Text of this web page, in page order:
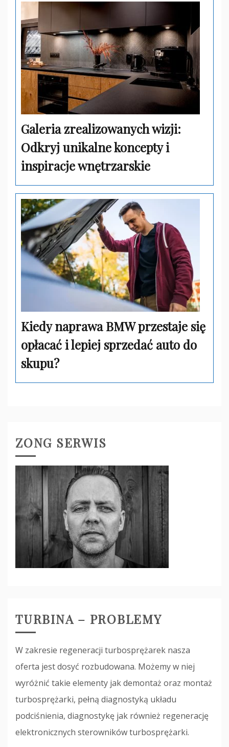
Galeria zrealizowanych wizji:
Odkryj unikalne koncepty i
inspiracje wnętrzarskie
Kiedy naprawa BMW przestaje się
opłacać i lepiej sprzedać auto do
skupu?
ZONG SERWIS
TURBINA – PROBLEMY
W zakresie regeneracji turbosprężarek nasza
oferta jest dosyć rozbudowana. Możemy w niej
wyróżnić takie elementy jak demontaż oraz montaż
turbosprężarki, pełną diagnostyką układu
podciśnienia, diagnostykę jak również regenerację
elektronicznych sterowników turbosprężarki.